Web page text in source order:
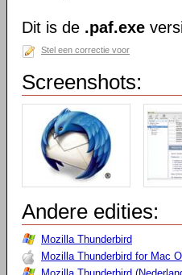
Dit is de .paf.exe
Stel een correctie voor
Screenshots:
Andere edities:
Mozilla Thunderbird
Mozilla Thunderbird for Mac